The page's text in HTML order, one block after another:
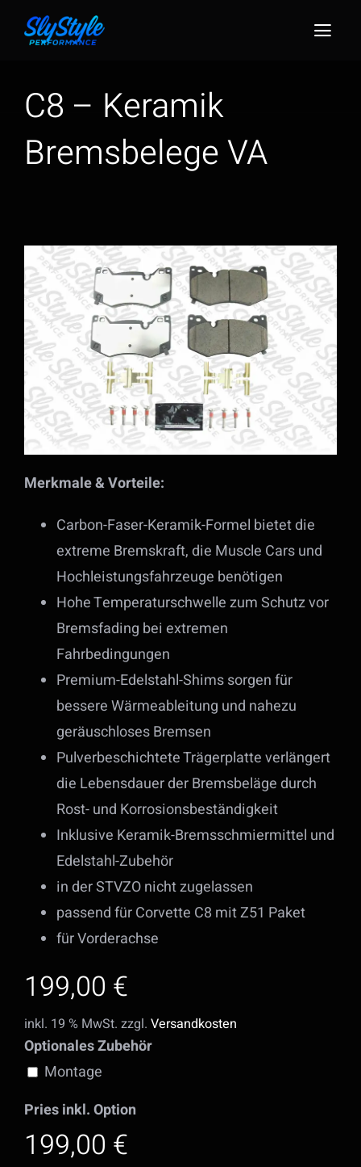
Inhalt
C8 – Keramik
Bremsbelege VA
Merkmale & Vorteile:
Carbon-Faser-Keramik-Formel bietet die
extreme Bremskraft, die Muscle Cars und
Hochleistungsfahrzeuge benötigen
Hohe Temperaturschwelle zum Schutz vor
Bremsfading bei extremen
Fahrbedingungen
Premium-Edelstahl-Shims sorgen für
bessere Wärmeableitung und nahezu
geräuschloses Bremsen
Pulverbeschichtete Trägerplatte verlängert
die Lebensdauer der Bremsbeläge durch
Rost- und Korrosionsbeständigkeit
Inklusive Keramik-Bremsschmiermittel und
Edelstahl-Zubehör
in der STVZO nicht zugelassen
passend für Corvette C8 mit Z51 Paket
für Vorderachse
199,00 €
inkl. 19 % MwSt. zzgl. Versandkosten
Optionales Zubehör
Montage
Pries inkl. Option
199,00 €